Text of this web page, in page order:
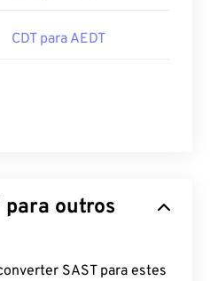
CDT para AEDT
para outros
SAST para estes